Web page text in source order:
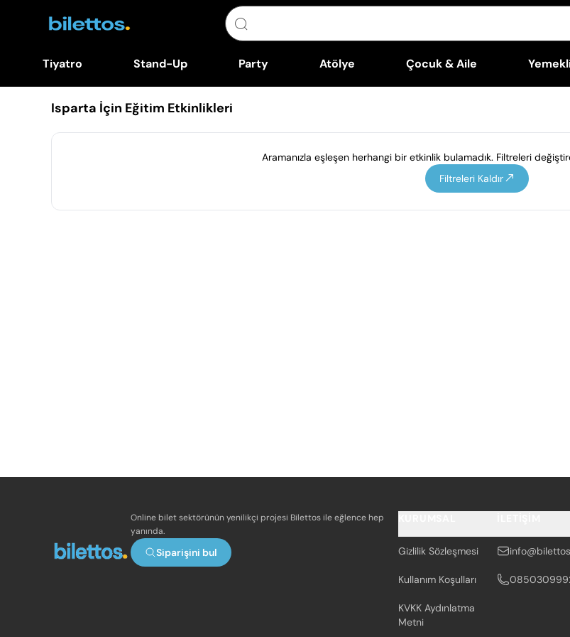
Tiyatro Stand-Up Party Atölye Çocuk & Aile
Isparta İçin Eğitim Etkinlikleri
Aramanızla eşleşen herhangi bir etkinlik bulamadık. Filtreleri
Filtreleri Kaldır
Online bilet sektörünün yenilikçi projesi Bilettos ile eğlence hep
yanında.
Siparişini bul Gizlilik Sözleşmesi
Kullanım Koşulları
KVKK Aydınlatma
Metni